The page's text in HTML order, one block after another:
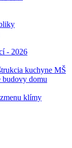
- 2026
kuchyne MŠ
budovy domu
klímy